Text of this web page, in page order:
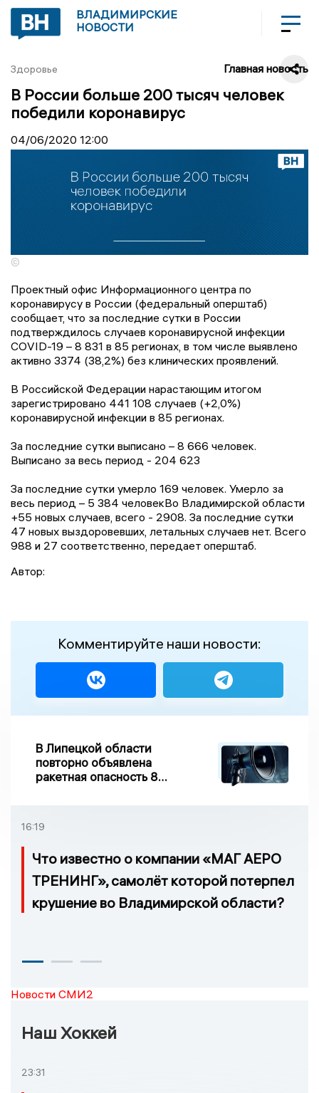
ВЛАДИМИРСКИЕ
НОВОСТИ
Здоровье Главная новость
В России больше 200 тысяч человек
победили коронавирус
04/06/2020 12:00
©
Проектный офис Информационного центра по
коронавирусу в России (федеральный оперштаб)
сообщает, что за последние сутки в России
подтверждилось случаев коронавирусной инфекции
COVID-19 – 8 831 в 85 регионах, в том числе выявлено
активно 3374 (38,2%) без клинических проявлений.
В Российской Федерации нарастающим итогом
зарегистрировано 441 108 случаев (+2,0%)
коронавирусной инфекции в 85 регионах.
За последние сутки выписано – 8 666 человек.
Выписано за весь период - 204 623
За последние сутки умерло 169 человек. Умерло за
весь период – 5 384 человекВо Владимирской области
+55 новых случаев, всего - 2908. За последние сутки
47 новых выздоровевших, летальных случаев нет. Всего
988 и 27 соответственно, передает оперштаб.
Автор:
Комментируйте наши новости:
В Липецкой области
повторно объявлена
ракетная опасность 8
16:19
Что известно о компании «МАГ АЕРО
ТРЕНИНГ», самолёт которой потерпел
крушение во Владимирской области?
Новости СМИ2
Наш Хоккей
23:31